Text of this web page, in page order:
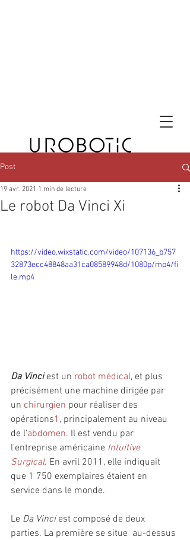
Post
Le robot Da Vinci Xi
19 avr. 2021 1 min de lecture
https://video.wixstatic.com/video/107136_b757
32873ecc48848aa31ca08589948d/1080p/mp4/fi
le.mp4
Da Vinci est un robot médical, et plus
précisément une machine dirigée par
un chirurgien pour réaliser des
opérations1 , principalement au niveau
de l'abdomen. Il est vendu par
l'entreprise américaine Intuitive
Surgical. En avril 2011, elle indiquait
que 1 750 exemplaires étaient en
service dans le monde.
Le Da Vinci est composé de deux
parties. La première se situe  au-dessus